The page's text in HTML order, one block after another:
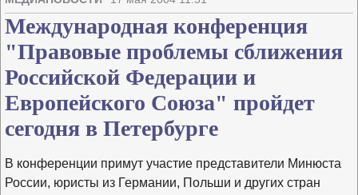
Международная конференция
"Правовые проблемы сближения
Российской Федерации и
Европейского Союза" пройдет
сегодня в Петербурге
В конференции примут участие представители Минюста
России, юристы из Германии, Польши и других стран